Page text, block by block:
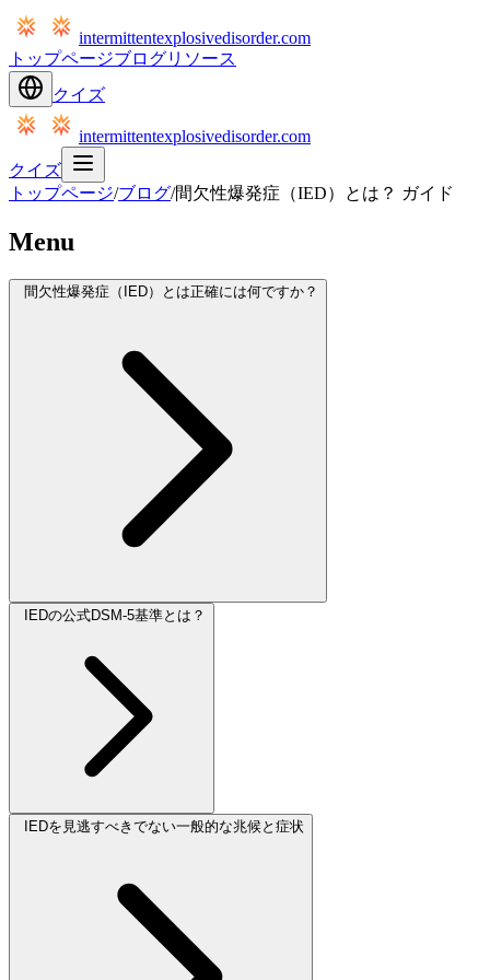
intermittentexplosivedisorder.com
トップページブログリソース
クイズ
intermittentexplosivedisorder.com
クイズ
トップページ/ブログ/間欠性爆発症（IED）とは？ ガイド
Menu
間欠性爆発症（IED）とは正確には何ですか？
IEDの公式DSM-5基準とは？
IEDを見逃すべきでない一般的な兆候と症状